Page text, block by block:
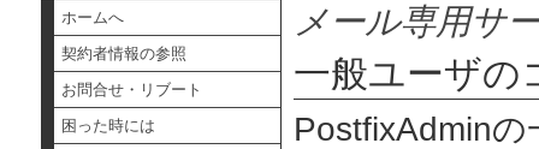
ホームへ
契約者情報の参照
お問合せ・リブート
困った時には
メール専用サ
一般ユーザの
PostfixAdmin